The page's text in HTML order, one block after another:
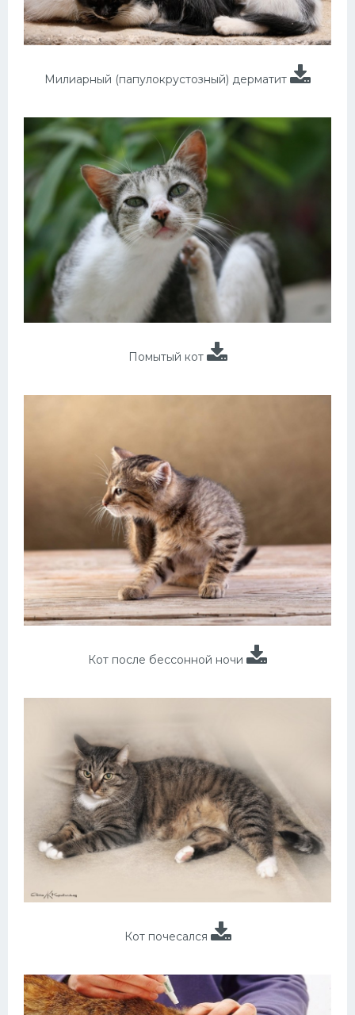
Милиарный (папулокрустозный) дерматит
Помытый кот
Кот после бессонной ночи
Кот почесался